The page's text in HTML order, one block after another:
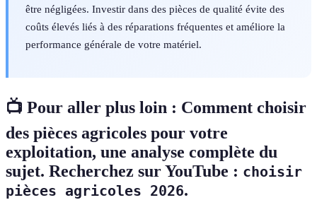
être négligées. Investir dans des pièces de qualité évite des
coûts élevés liés à des réparations fréquentes et améliore la
performance générale de votre matériel.
📺 Pour aller plus loin : Comment choisir
des pièces agricoles pour votre
exploitation, une analyse complète du
sujet. Recherchez sur YouTube : choisir
pièces agricoles 2026.